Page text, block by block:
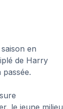
en
de Harry
le jeune milieu